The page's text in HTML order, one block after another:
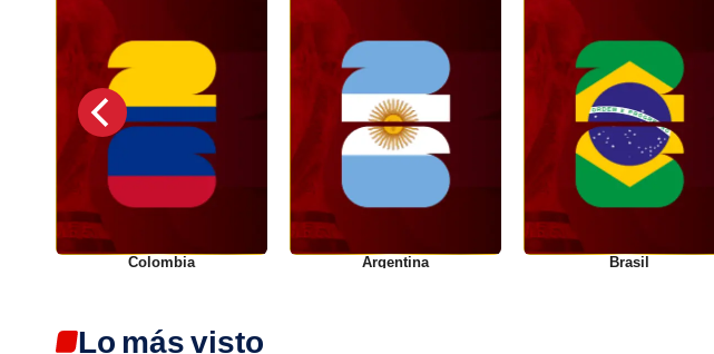
Colombia Argentina Brasil
Lo más visto